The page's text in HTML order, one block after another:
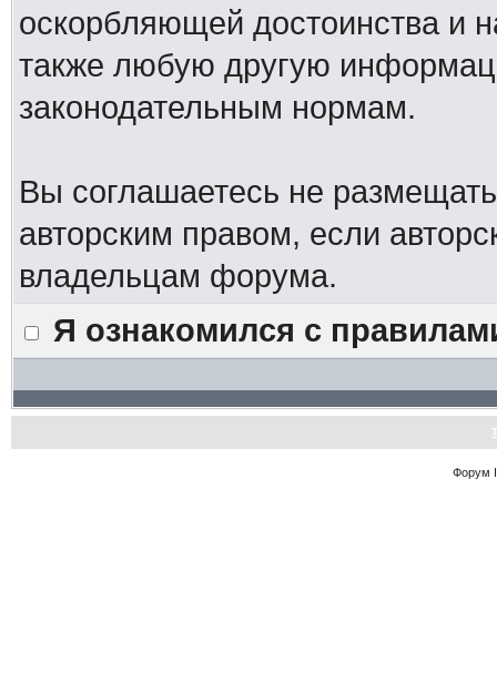
оскорбляющей достоинства и
также любую другую
законодательным нормам.
Вы соглашаетесь не
авторским правом, если
владельцам форума.
Я ознакомился с
Форум